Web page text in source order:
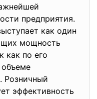
предприятия.
как один
мощность
как по его
Розничный
эффективность